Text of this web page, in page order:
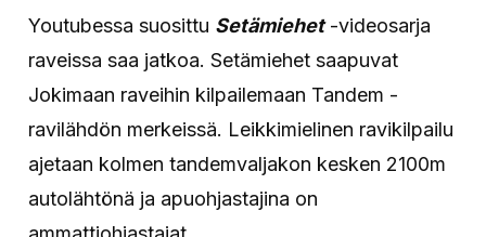
Youtubessa suosittu Setämiehet-videosarja
raveissa saa jatkoa. Setämiehet saapuvat
Jokimaan raveihin kilpailemaan Tandem -
ravilähdön merkeissä. Leikkimielinen ravikilpailu
ajetaan kolmen tandemvaljakon kesken 2100m
autolähtönä ja apuohjastajina on